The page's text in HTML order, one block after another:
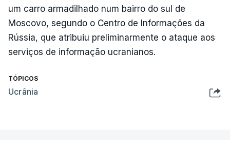
um carro armadilhado num bairro do sul de
Moscovo, segundo o Centro de Informações da
Rússia, que atribuiu preliminarmente o ataque aos
serviços de informação ucranianos.
TÓPICOS
Ucrânia